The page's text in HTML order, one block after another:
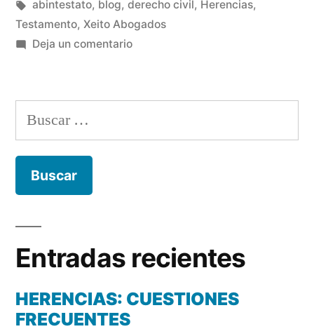
en
Etiquetas:
abintestato, blog, derecho civil, Herencias,
Testamento, Xeito Abogados
Deja un comentarioen
FRECUENTES
Buscar:
Entradas recientes
HERENCIAS: CUESTIONES
FRECUENTES